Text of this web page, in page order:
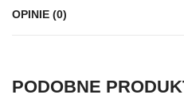
OPINIE (0)
PODOBNE